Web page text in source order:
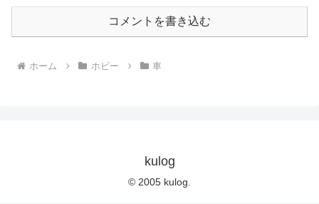
コメントを書き込む
ホーム ホビー 車
kulog
© 2005 kulog.